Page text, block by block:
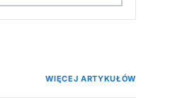
WIĘCEJ ARTYKUŁÓW